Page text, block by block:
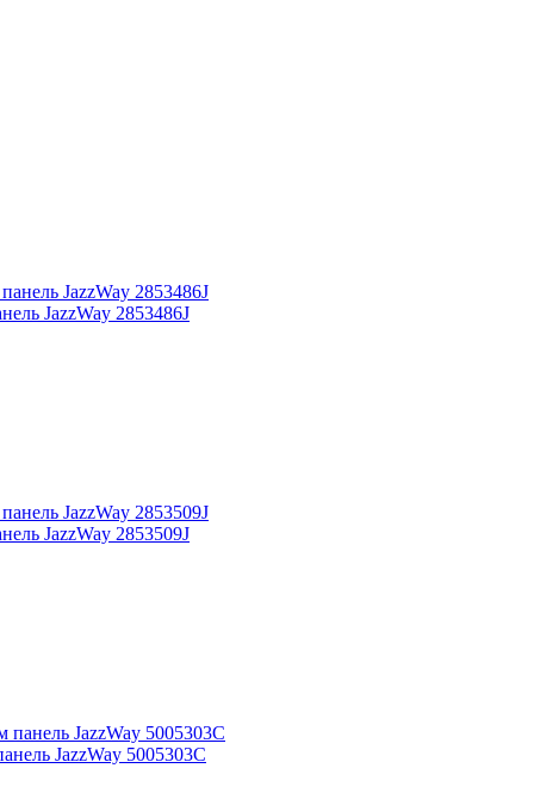
JazzWay 2853486J
JazzWay 2853509J
JazzWay 5005303C